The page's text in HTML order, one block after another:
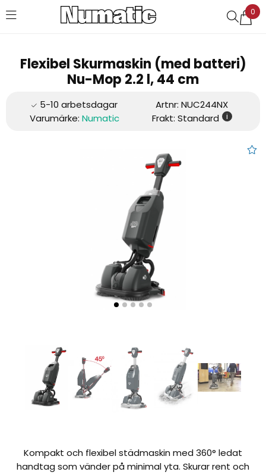
0
Favoriter (0)
Flexibel Skurmaskin (med batteri)
Nu-Mop 2.2 l, 44 cm
Artnr: NUC244NX
Varumärke: Numatic Frakt: Standard i
Flexibel Skurmaskin (med
Kompakt och flexibel städmaskin med 360° ledat
handtag som vänder på minimal yta. Skurar rent och